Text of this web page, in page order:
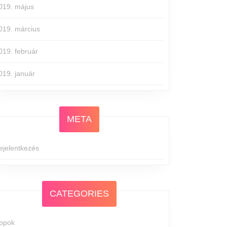
május
március
február
január
META
CATEGORIES